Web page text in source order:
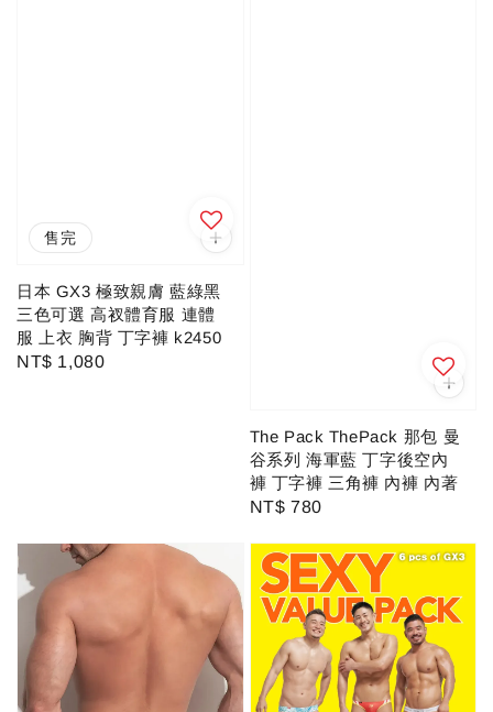
售完
日本 GX3 極致親膚 藍綠黑
三色可選 高衩體育服 連體
服 上衣 胸背 丁字褲 k2450
Regular
NT$ 1,080
The Pack ThePack 那包 曼
谷系列 海軍藍 丁字後空內
褲 丁字褲 三角褲 內褲 內著
Regular
NT$ 780